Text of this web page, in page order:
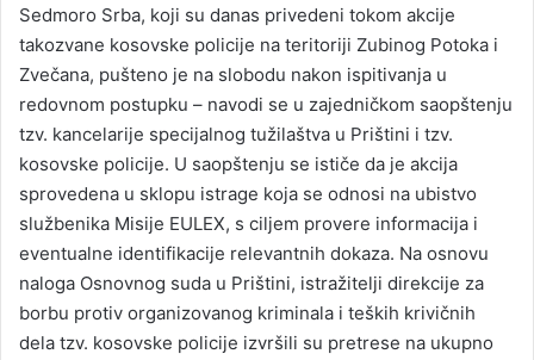
Sedmoro Srba, koji su danas privedeni tokom akcije
takozvane kosovske policije na teritoriji Zubinog Potoka i
Zvečana, pušteno je na slobodu nakon ispitivanja u
redovnom postupku – navodi se u zajedničkom saopštenju
tzv. kancelarije specijalnog tužilaštva u Prištini i tzv.
kosovske policije. U saopštenju se ističe da je akcija
sprovedena u sklopu istrage koja se odnosi na ubistvo
službenika Misije EULEX, s ciljem provere informacija i
eventualne identifikacije relevantnih dokaza. Na osnovu
naloga Osnovnog suda u Prištini, istražitelji direkcije za
borbu protiv organizovanog kriminala i teških krivičnih
dela tzv. kosovske policije izvršili su pretrese na ukupno